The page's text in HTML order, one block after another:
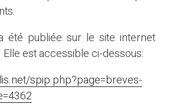
été publiée sur le site internet
est accessible ci-dessous:
spip.php?page=breves-